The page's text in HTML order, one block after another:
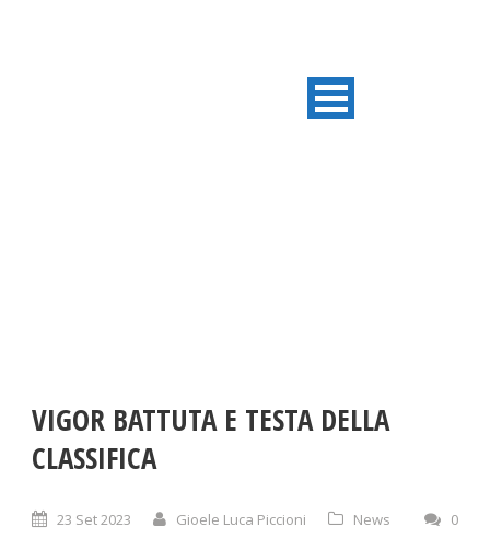
VIGOR BATTUTA E TESTA DELLA
CLASSIFICA
23 Set 2023 Gioele Luca Piccioni News 0